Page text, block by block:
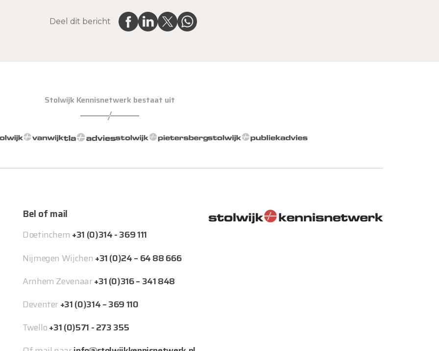
Deel dit bericht
Stolwijk Kennisnetwerk bestaat uit
Bel of mail
Doetinchem +31 (0)314 - 369 111
Nijmegen Wijchen +31 (0)24 – 64 88 666
Arnhem Zevenaar+31 (0)316 – 341 848
Deventer+31 (0)314 – 369 110
Twello+31 (0)571 - 273 355